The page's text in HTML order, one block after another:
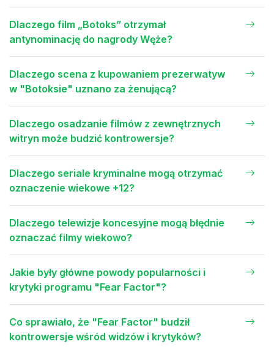
Dlaczego film „Botoks” otrzymał
antynominację do nagrody Węże?
Dlaczego scena z kupowaniem prezerwatyw
w "Botoksie" uznano za żenującą?
Dlaczego osadzanie filmów z zewnętrznych
witryn może budzić kontrowersje?
Dlaczego seriale kryminalne mogą otrzymać
oznaczenie wiekowe +12?
Dlaczego telewizje koncesyjne mogą błędnie
oznaczać filmy wiekowo?
Jakie były główne powody popularności i
krytyki programu "Fear Factor"?
Co sprawiało, że "Fear Factor" budził
kontrowersje wśród widzów i krytyków?